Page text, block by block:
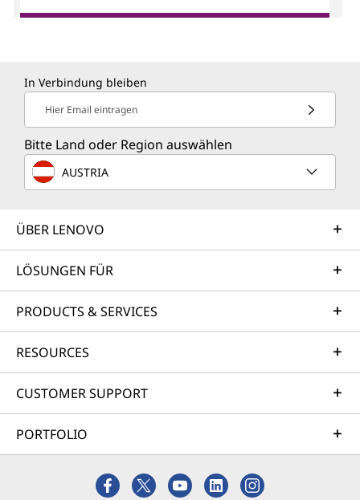
In Verbindung bleiben
Hier Email eintragen
Bitte Land oder Region auswählen
AUSTRIA
ÜBER LENOVO
LÖSUNGEN FÜR
PRODUCTS & SERVICES
RESOURCES
CUSTOMER SUPPORT
PORTFOLIO